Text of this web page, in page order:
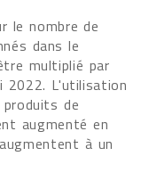
le nombre de
dans le
multiplié par
2022. L'utilisation
de
augmenté en
à un